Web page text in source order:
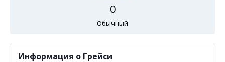
0
Обычный
Информация о Грейси